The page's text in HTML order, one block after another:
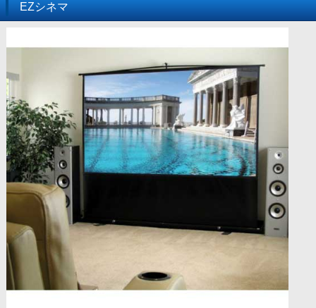
EZシネマ